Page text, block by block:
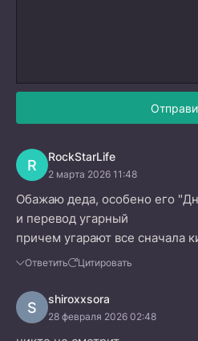
R RockStarLife
2 марта 2026 11:48
Обажаю деда, особено его
и перевод угарный
причем угарают все сначала
Ответить Цитировать
S shiroxxsora
28 февраля 2026 02:48